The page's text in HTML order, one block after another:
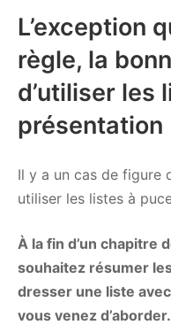
L’exception
règle, la
d’utiliser les
présentation
Il y a un cas de figure
utiliser les listes à
À la fin d’un chapitre
souhaitez résumer
dresser une liste
vous venez d’aborder.